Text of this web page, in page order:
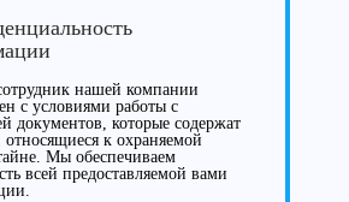
нашей компании
с условиями работы с
документов, которые содержат
относящиеся к охраняемой
Мы обеспечиваем
всей предоставляемой вами